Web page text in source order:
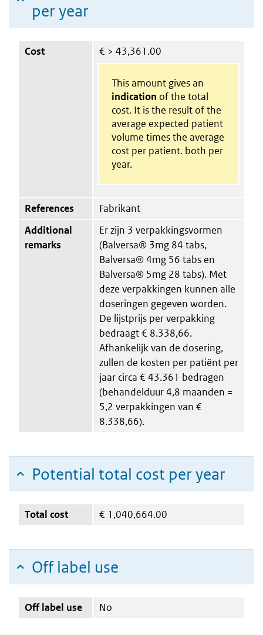
per year
Cost € > 43,361.00
This amount gives an
indication of the total
cost. It is the result of the
average expected patient
volume times the average
cost per patient. both per
year.
References
Fabrikant
Additional
remarks
Er zijn 3 verpakkingsvormen
(Balversa® 3mg 84 tabs,
Balversa® 4mg 56 tabs en
Balversa® 5mg 28 tabs). Met
deze verpakkingen kunnen alle
doseringen gegeven worden.
De lijstprijs per verpakking
bedraagt € 8.338,66.
Afhankelijk van de dosering,
zullen de kosten per patiënt per
jaar circa € 43.361 bedragen
(behandelduur 4,8 maanden =
5,2 verpakkingen van €
8.338,66).
Potential total cost per year
Total cost € 1,040,664.00
Off label use
Off label use No